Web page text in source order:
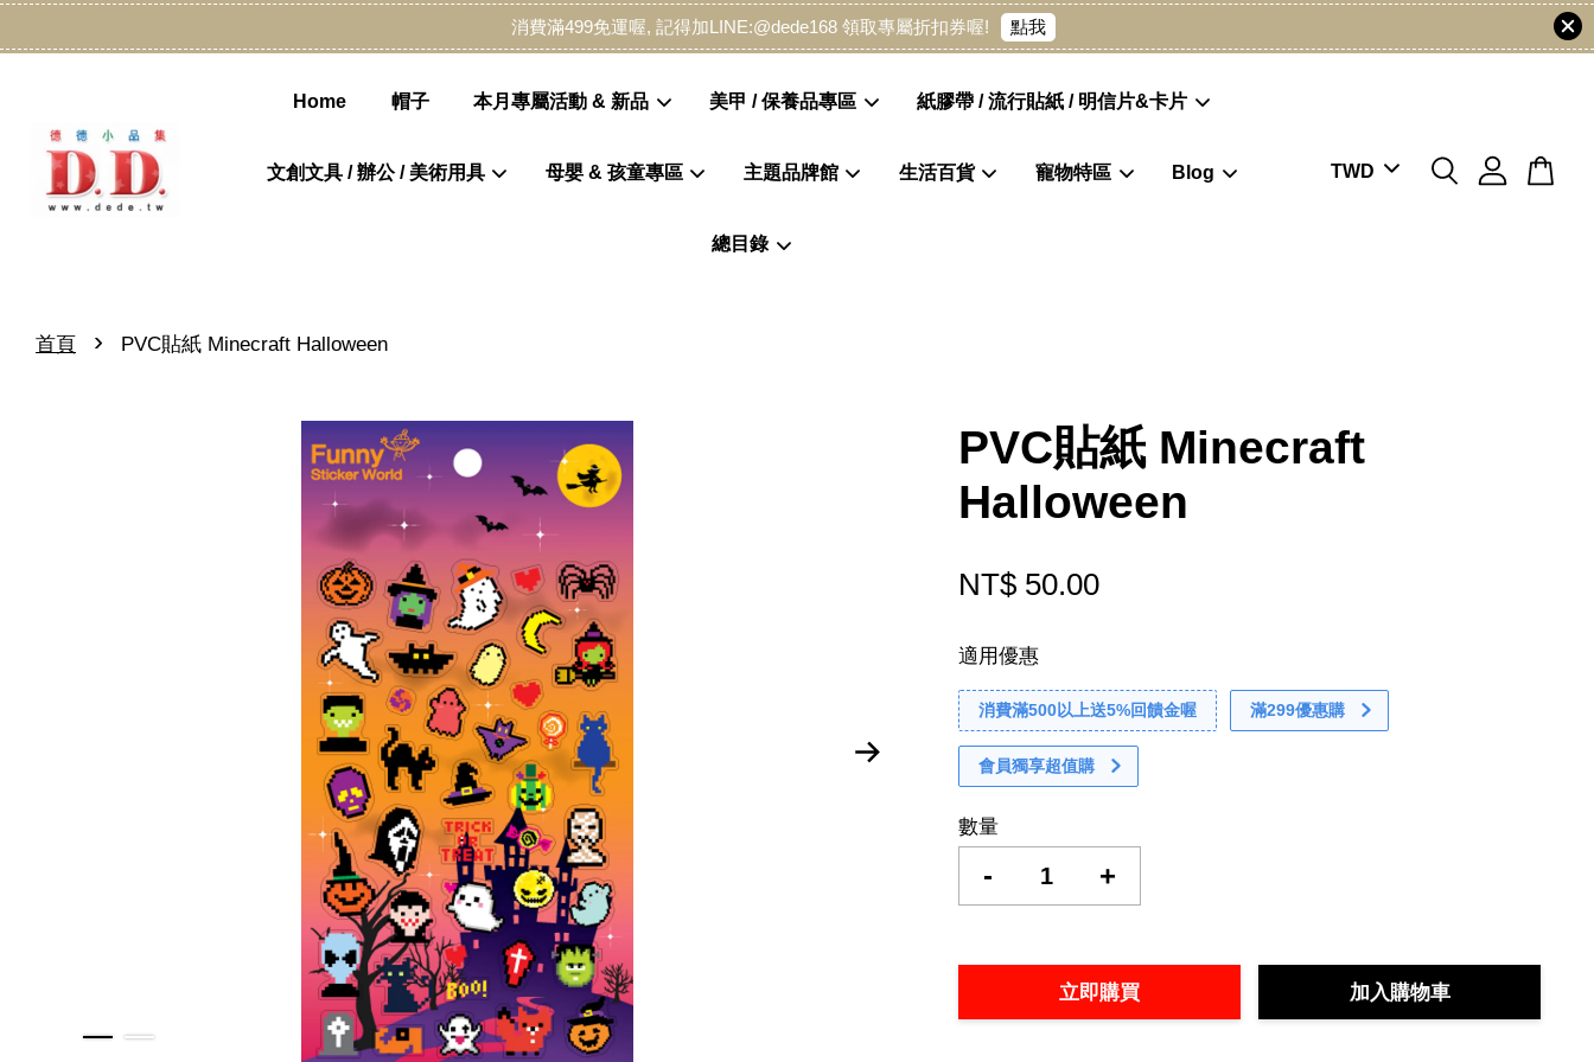
消費滿499免運喔, 記得加LINE:@dede168 領取專屬折扣券喔! 點我
Home 帽子 本月專屬活動 & 新品 美甲 / 保養品專區 紙膠帶 / 流行貼紙 / 明信片&卡片
文創文具 / 辦公 / 美術用具 母嬰 & 孩童專區 主題品牌館 生活百貨 寵物特區 Blog
總目錄
首頁 › PVC貼紙 Minecraft Halloween
PVC貼紙 Minecraft
Halloween
NT$ 50.00
適用優惠
消費滿500以上送5%回饋金喔 滿299優惠購
會員獨享超值購
數量
- +
立即購買 加入購物車